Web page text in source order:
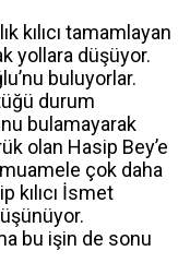
kılıcı tamamlayan
yollara düşüyor.
buluyorlar.
durum
bulamayarak
olan Hasip Bey’e
çok daha
kılıcı İsmet
bu işin de sonu